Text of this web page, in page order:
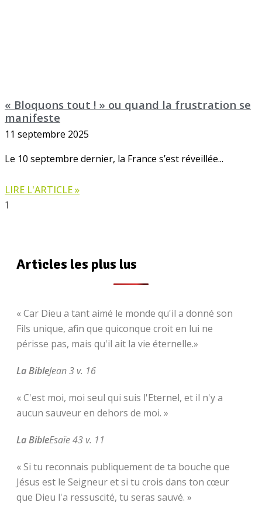
« Bloquons tout ! » ou quand la frustration se
manifeste
11 septembre 2025
Le 10 septembre dernier, la France s’est réveillée
LIRE L'ARTICLE »
Articles les plus lus
« Car Dieu a tant aimé le monde qu'il a donné son
Fils unique, afin que quiconque croit en lui ne
périsse pas, mais qu'il ait la vie éternelle.»
La BibleJean 3 v. 16
« C'est moi, moi seul qui suis l'Eternel, et il n'y a
aucun sauveur en dehors de moi. »
La BibleEsaïe 43 v. 11
« Si tu reconnais publiquement de ta bouche que
Jésus est le Seigneur et si tu crois dans ton cœur
que Dieu l'a ressuscité, tu seras sauvé. »